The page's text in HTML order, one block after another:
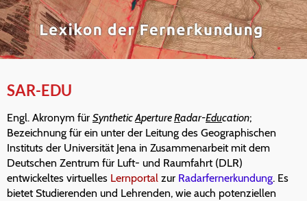
SAR-EDU
Engl. Akronym für SyntheticApertureRadar-Education;
Bezeichnung für ein unter der Leitung des Geographischen
Instituts der Universität Jena in Zusammenarbeit mit dem
Deutschen Zentrum für Luft- und Raumfahrt (DLR)
entwickeltes virtuelles Lernportal zur Radarfernerkundung. Es
bietet Studierenden und Lehrenden, wie auch potenziellen